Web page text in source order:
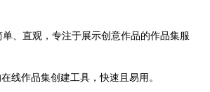
单、直观，专注于展示创意作品的作品集服
线作品集创建工具，快速且易用。